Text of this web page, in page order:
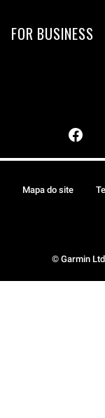
FOR BUSINESS
© Garmin
Mapa do site